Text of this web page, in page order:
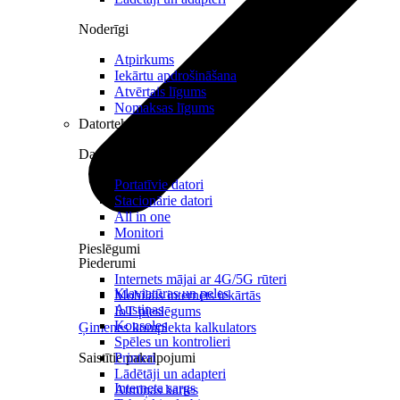
Pieslēgumi
Internets mājai ar 4G/5G rūteri
Mobilais internets iekārtās
IoT pieslēgums
Ģimenes komplekta kalkulators
Saistītie pakalpojumi
Interneta sargs
Noderīgi
Atpirkums
Iekārtu apdrošināšana
Atvērtais līgums
Nomaksas līgums
Datortehnika
Datori un Monitori
Portatīvie datori
Stacionārie datori
All in one
Monitori
Piederumi
Klaviatūras un peles
Austiņas
Konsoles
Spēles un kontrolieri
Printeri
Lādētāji un adapteri
Atmiņas kartes